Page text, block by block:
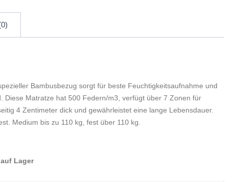
Bambusbezug sorgt für beste Feuchtigkeitsaufnahme und
Diese Matratze hat 500 Federn/m3, verfügt über 7 Zonen für
4 Zentimeter dick und gewährleistet eine lange Lebensdauer.
Medium bis zu 110 kg, fest über 110 kg.
Lager